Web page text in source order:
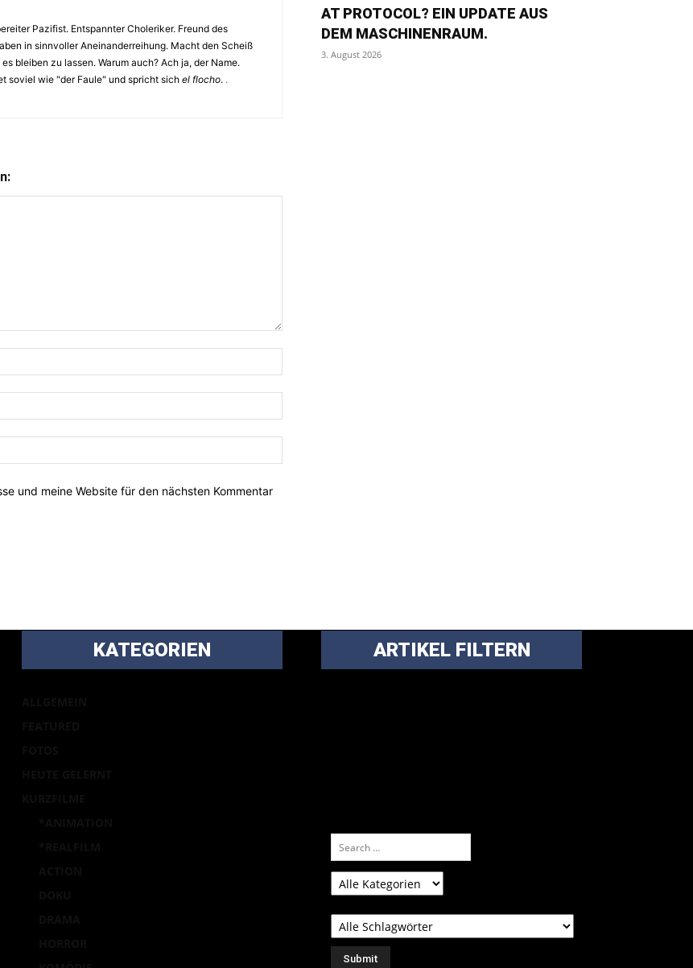
Pazifist. Entspannter Choleriker. Freund des
in sinnvoller Aneinanderreihung. Macht den Scheiß
bleiben zu lassen. Warum auch? Ach ja, der Name.
soviel wie "der Faule" und spricht sichel flocho. .
und meine Website für den nächsten Kommentar
AT PROTOCOL? EIN UPDATE AUS
DEM MASCHINENRAUM.
3. August 2026
KATEGORIEN ARTIKEL FILTERN